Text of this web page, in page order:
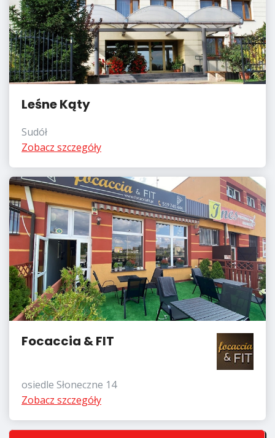
Leśne Kąty
Sudół
Zobacz szczegóły
Focaccia & FIT
osiedle Słoneczne 14
Zobacz szczegóły